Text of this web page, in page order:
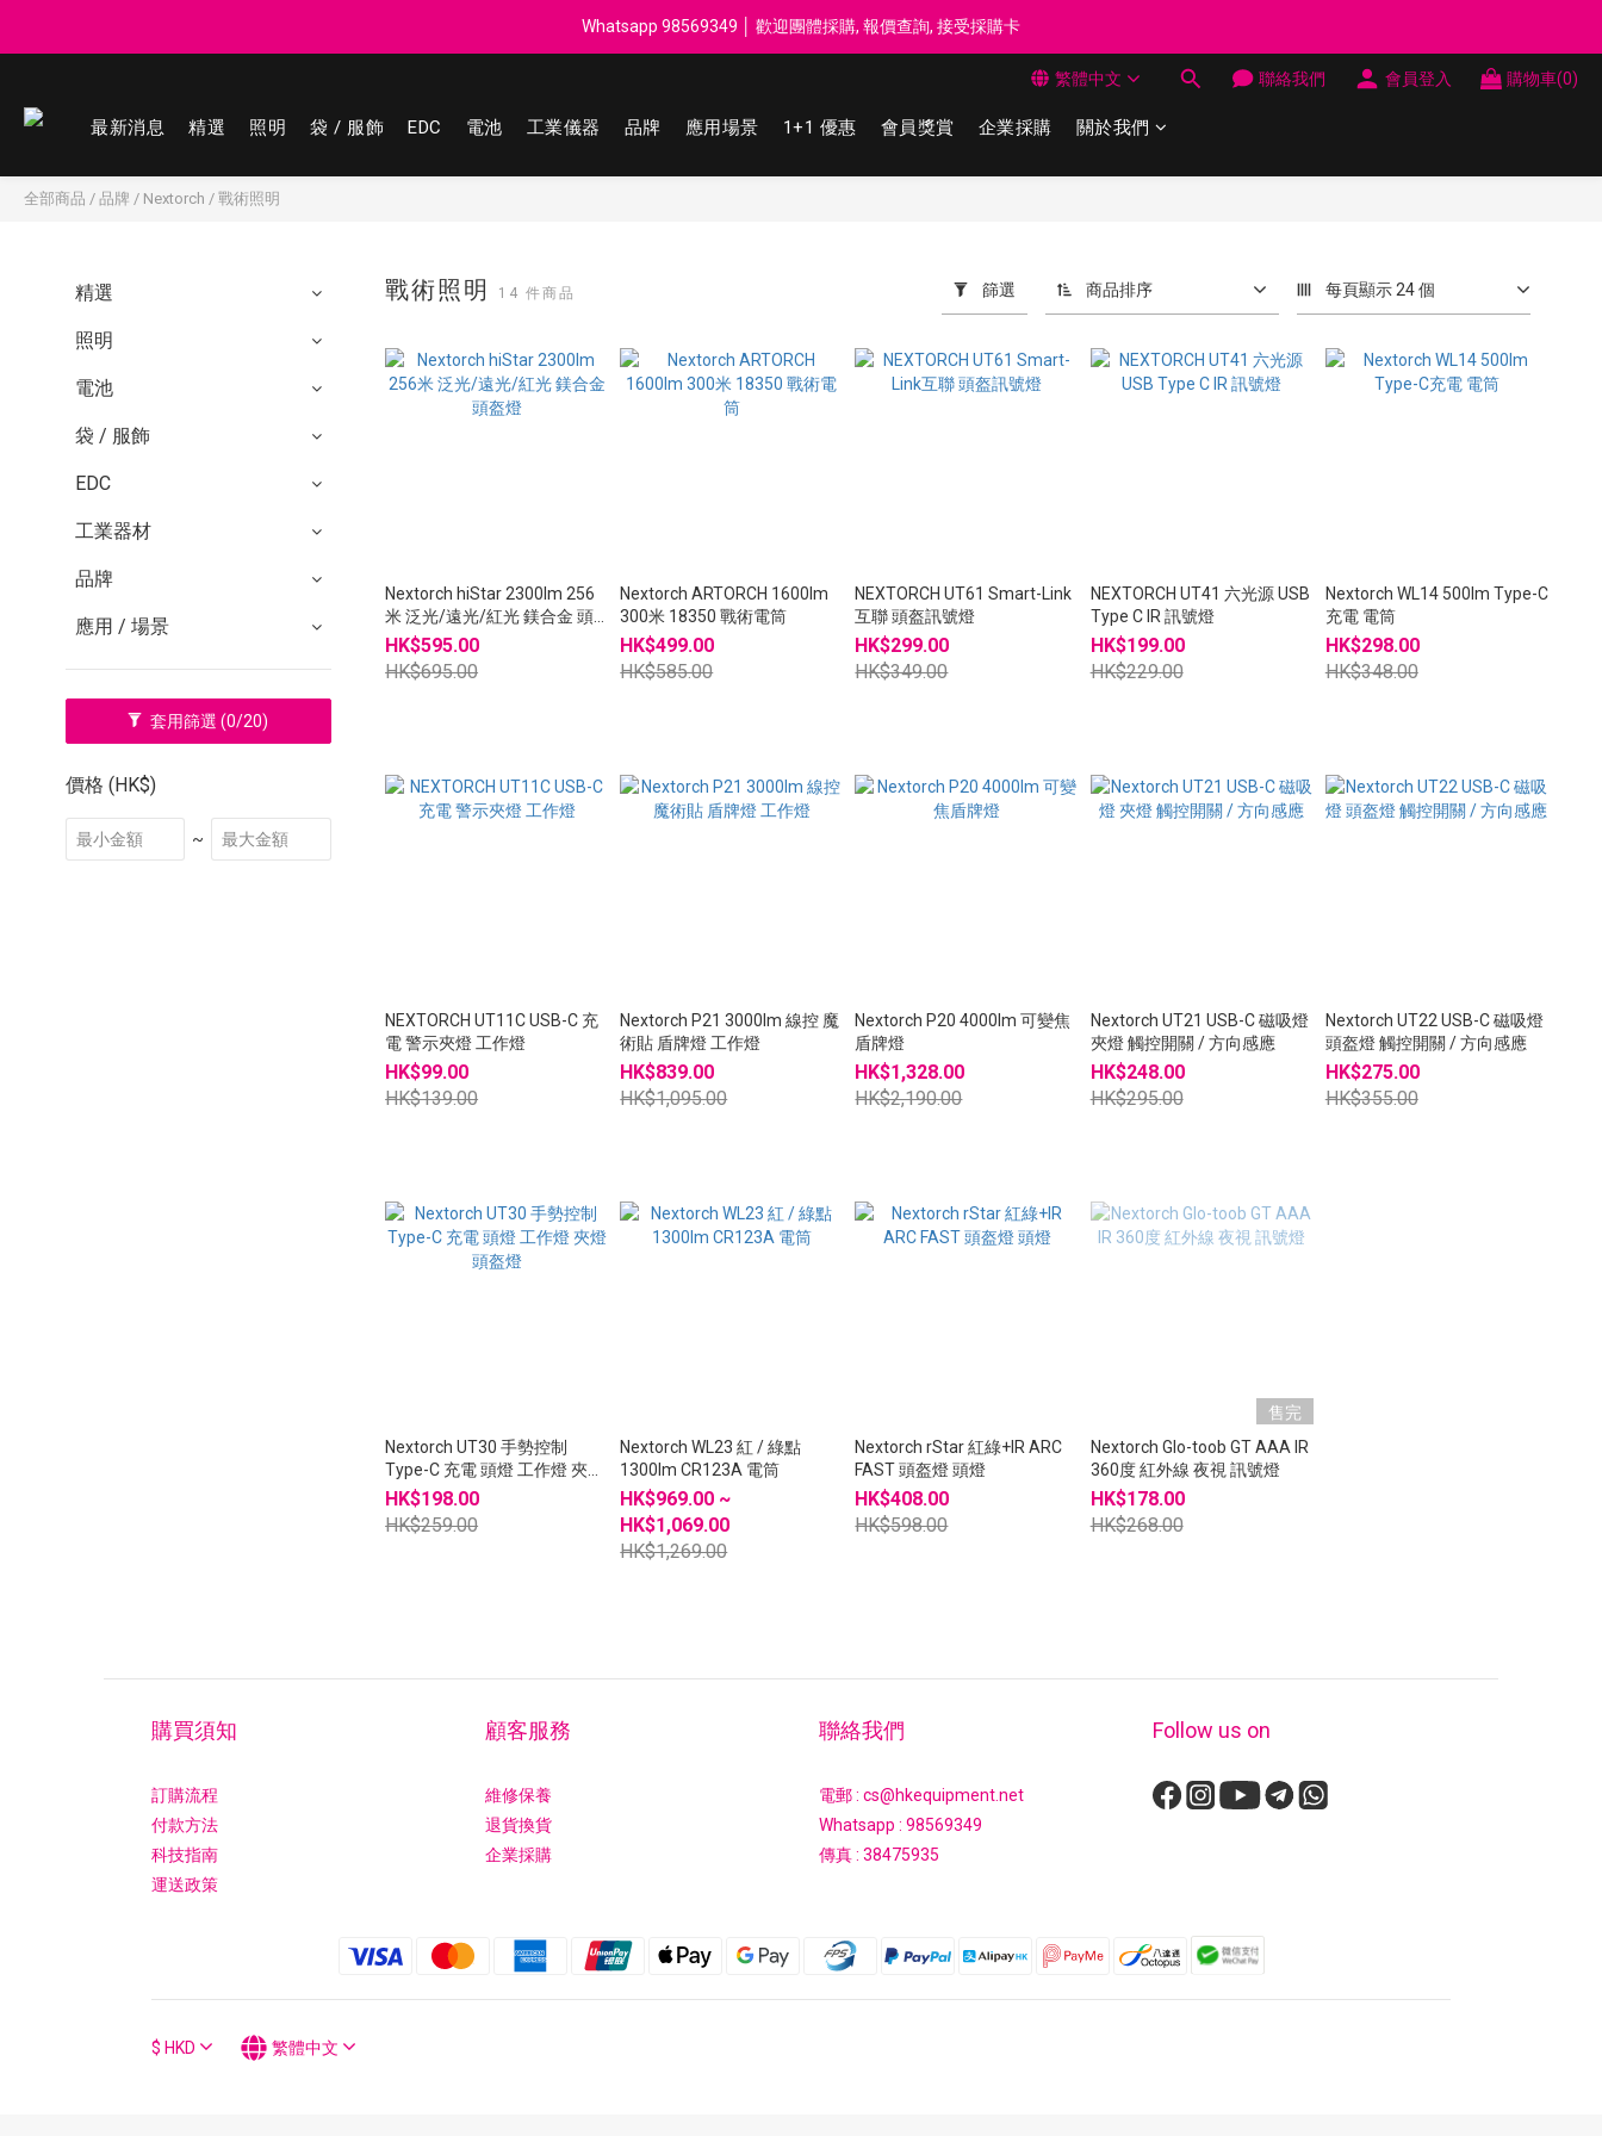
登記會員享每$50回贈$1 │ 滿HK$899 送 N-rit Campack Towel 吸汗毛巾 韓國制 送完即止
Whatsapp 98569349 │ 歡迎團體採購, 報價查詢, 接受採購卡
登記會員享每$50回贈$1 │ 滿HK$899 送 N-rit Campack Towel 吸汗毛巾 韓國制 送完即止
繁體中文 聯絡我們 會員登入 購物車(0)
最新消息 精選 照明 袋 / 服飾 EDC 電池 工業儀器 品牌 應用場景 1+1 優惠 會員獎賞 企業採購 關於我們
全部商品 / 品牌 / Nextorch / 戰術照明
精選
照明
電池
袋 / 服飾
EDC
工業器材
品牌
應用 / 場景
套用篩選(0/20)
價格 (HK$)
~
戰術照明 14 件商品 篩選 商品排序 每頁顯示 24 個
Nextorch hiStar 2300lm 256
米 泛光/遠光/紅光 鎂合金 頭
盔燈
HK$595.00
HK$695.00
Nextorch ARTORCH 1600lm
300米 18350 戰術電筒
HK$499.00
HK$585.00
NEXTORCH UT61 Smart-Link
互聯 頭盔訊號燈
HK$299.00
HK$349.00
NEXTORCH UT41 六光源 USB
Type C IR 訊號燈
HK$199.00
HK$229.00
Nextorch WL14 500lm Type-C
充電 電筒
HK$298.00
HK$348.00
NEXTORCH UT11C USB-C 充
電 警示夾燈 工作燈
HK$99.00
HK$139.00
Nextorch P21 3000lm 線控 魔
術貼 盾牌燈 工作燈
HK$839.00
HK$1,095.00
Nextorch P20 4000lm 可變焦
盾牌燈
HK$1,328.00
HK$2,190.00
Nextorch UT21 USB-C 磁吸燈
夾燈 觸控開關 / 方向感應
HK$248.00
HK$295.00
Nextorch UT22 USB-C 磁吸燈
頭盔燈 觸控開關 / 方向感應
HK$275.00
HK$355.00
Nextorch UT30 手勢控制
Type-C 充電 頭燈 工作燈 夾燈
頭盔燈
HK$198.00
HK$259.00
Nextorch WL23 紅 / 綠點
1300lm CR123A 電筒
HK$969.00 ~
HK$1,069.00
HK$1,269.00
Nextorch rStar 紅綠+IR ARC
FAST 頭盔燈 頭燈
HK$408.00
HK$598.00
售完
Nextorch Glo-toob GT AAA IR
360度 紅外線 夜視 訊號燈
HK$178.00
HK$268.00
購買須知
訂購流程
付款方法
科技指南
運送政策
顧客服務
維修保養
退貨換貨
企業採購
聯絡我們
電郵 : cs@hkequipment.net
Whatsapp : 98569349
傳真 : 38475935
Follow us on
$ HKD 繁體中文